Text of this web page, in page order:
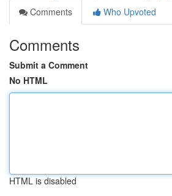
Comments
Who Upvoted
Comments
Submit a Comment
No HTML
HTML is disabled